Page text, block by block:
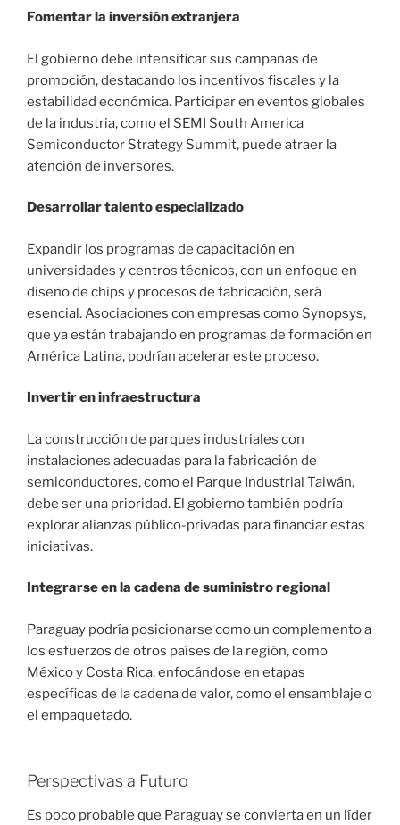
Fomentar la inversión extranjera
El gobierno debe intensificar sus campañas de
promoción, destacando los incentivos fiscales y la
estabilidad económica. Participar en eventos globales
de la industria, como el SEMI South America
Semiconductor Strategy Summit, puede atraer la
atención de inversores.
Desarrollar talento especializado
Expandir los programas de capacitación en
universidades y centros técnicos, con un enfoque en
diseño de chips y procesos de fabricación, será
esencial. Asociaciones con empresas como Synopsys,
que ya están trabajando en programas de formación en
América Latina, podrían acelerar este proceso.
Invertir en infraestructura
La construcción de parques industriales con
instalaciones adecuadas para la fabricación de
semiconductores, como el Parque Industrial Taiwán,
debe ser una prioridad. El gobierno también podría
explorar alianzas público-privadas para financiar estas
iniciativas.
Integrarse en la cadena de suministro regional
Paraguay podría posicionarse como un complemento a
los esfuerzos de otros países de la región, como
México y Costa Rica, enfocándose en etapas
específicas de la cadena de valor, como el ensamblaje o
el empaquetado.
Perspectivas a Futuro
Es poco probable que Paraguay se convierta en un líder